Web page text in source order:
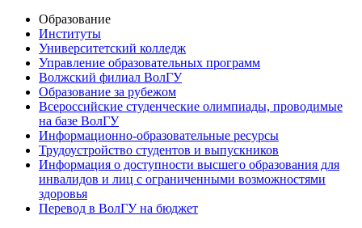
Образование
Институты
Университетский колледж
Управление образовательных программ
Волжский филиал ВолГУ
Образование за рубежом
Всероссийские студенческие олимпиады, проводимые
на базе ВолГУ
Информационно-образовательные ресурсы
Трудоустройство студентов и выпускников
Информация о доступности высшего образования для
инвалидов и лиц с ограниченными возможностями
здоровья
Перевод в ВолГУ на бюджет